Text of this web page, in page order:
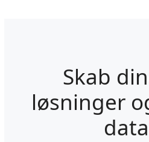
Skab
løsninger